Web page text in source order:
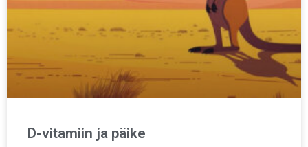
D-vitamiin ja päike